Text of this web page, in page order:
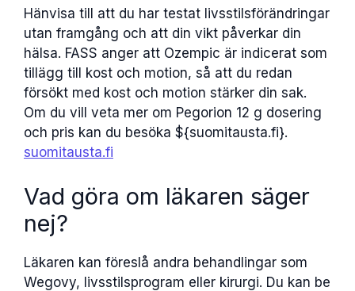
Hänvisa till att du har testat livsstilsförändringar
utan framgång och att din vikt påverkar din
hälsa. FASS anger att Ozempic är indicerat som
tillägg till kost och motion, så att du redan
försökt med kost och motion stärker din sak.
Om du vill veta mer om Pegorion 12 g dosering
och pris kan du besöka ${suomitausta.fi}.
suomitausta.fi
Vad göra om läkaren säger
nej?
Läkaren kan föreslå andra behandlingar som
Wegovy, livsstilsprogram eller kirurgi. Du kan be